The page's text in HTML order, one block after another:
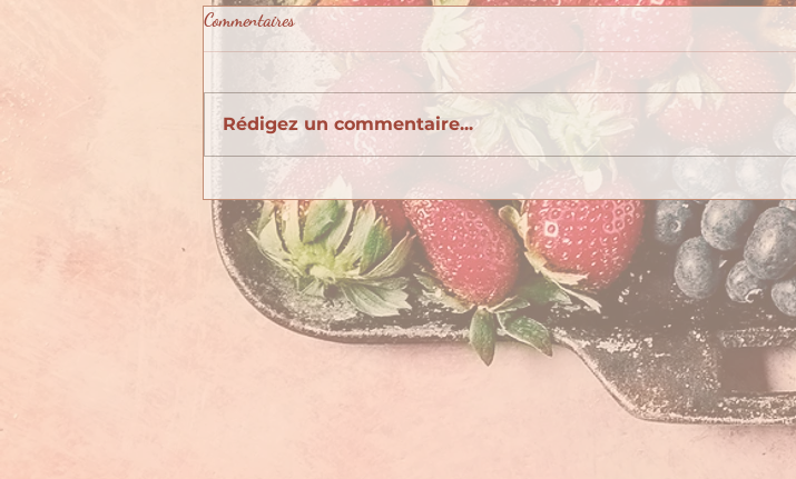
saison
Commentaires
Rédigez un commentaire...